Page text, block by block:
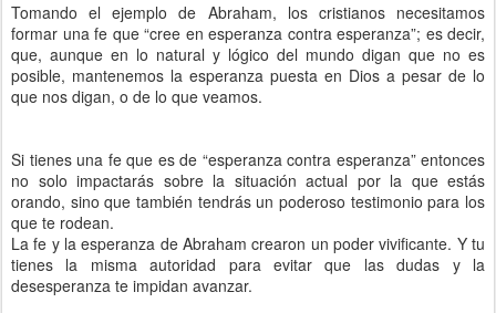
Tomando el ejemplo de Abraham, los cristianos necesitamos
formar una fe que “cree en esperanza contra esperanza”; es decir,
que, aunque en lo natural y lógico del mundo digan que no es
posible, mantenemos la esperanza puesta en Dios a pesar de lo
que nos digan, o de lo que veamos.
Si tienes una fe que es de “esperanza contra esperanza” entonces
no solo impactarás sobre la situación actual por la que estás
orando, sino que también tendrás un poderoso testimonio para los
que te rodean.
La fe y la esperanza de Abraham crearon un poder vivificante. Y tu
tienes la misma autoridad para evitar que las dudas y la
desesperanza te impidan avanzar.